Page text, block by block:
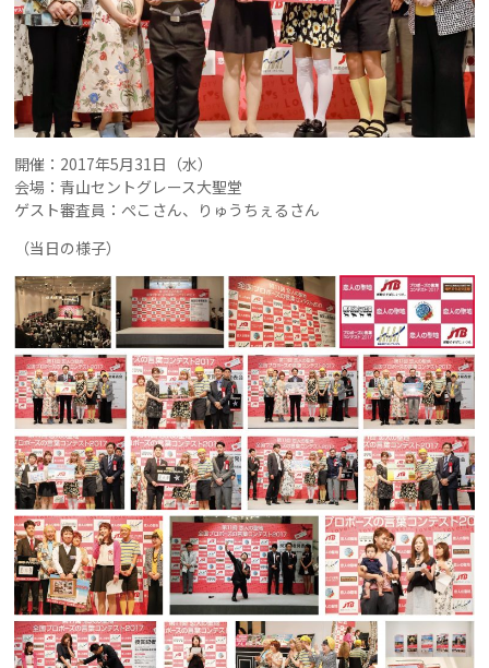
開催：2017年5月31日（水）
会場：青山セントグレース大聖堂
ゲスト審査員：ぺこさん、りゅうちぇるさん
（当日の様子）